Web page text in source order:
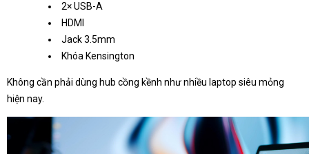
2× USB-A
HDMI
Jack 3.5mm
Khóa Kensington
Không cần phải dùng hub cồng kềnh như nhiều laptop siêu mỏng
hiện nay.